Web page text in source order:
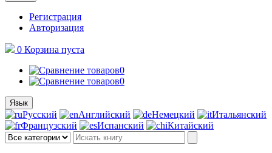
Регистрация
Авторизация
0 Корзина пуста
0
0
Язык
Русский Английский Немецкий
Итальянский
Французский
Испанский Китайский